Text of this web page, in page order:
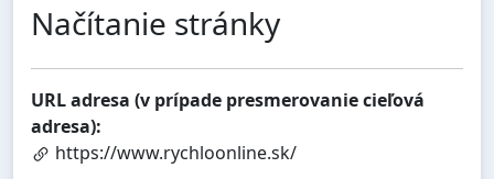
Načítanie stránky
URL adresa (v prípade presmerovanie cieľová
adresa):
https://www.rychloonline.sk/